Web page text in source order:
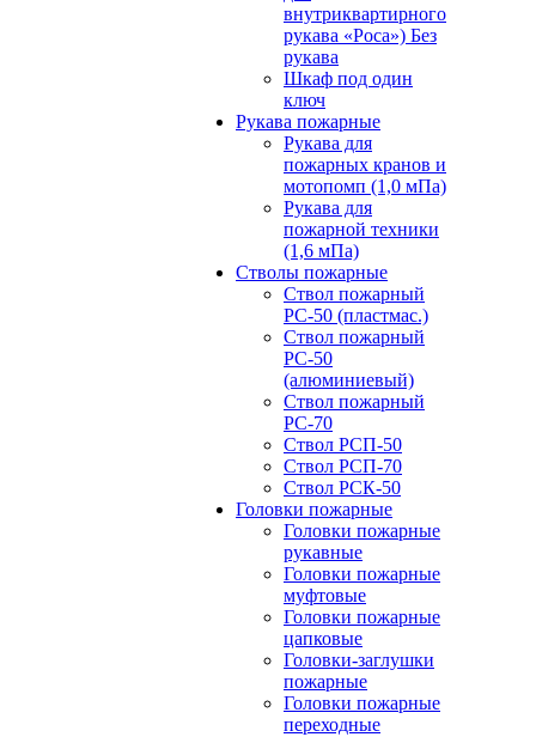
внутриквартирного
рукава «Роса») Без
рукава
Шкаф под один
ключ
Рукава пожарные
Рукава для
пожарных кранов и
мотопомп (1,0 мПа)
Рукава для
пожарной техники
(1,6 мПа)
Стволы пожарные
Ствол пожарный
РС-50 (пластмас.)
Ствол пожарный
РС-50
(алюминиевый)
Ствол пожарный
РС-70
Ствол РСП-50
Ствол РСП-70
Ствол РСК-50
Головки пожарные
Головки пожарные
рукавные
Головки пожарные
муфтовые
Головки пожарные
цапковые
Головки-заглушки
пожарные
Головки пожарные
переходные